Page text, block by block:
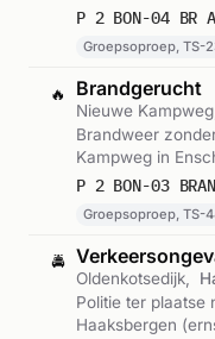
Gemeld om 11:44.
Groepsoproep, TS-
🔥 Brandgerucht
Nieuwe Kampweg,
Brandweer
Kampweg in
Groepsoproep,
Groepsoproep, TS-
🚔
Oldenkotsedijk,
Politie ter plaatse
Haaksbergen